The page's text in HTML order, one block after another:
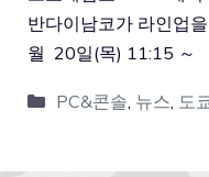
반다이남코가 라인업
월 20일(목) 11:15 ～
PC&콘솔, 뉴스, 도